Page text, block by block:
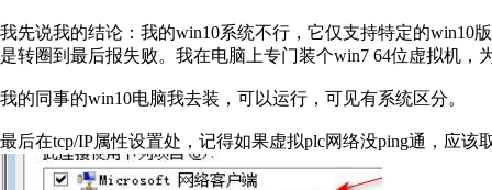
我先说我的结论：我的win10系统不行，它仅支持特定的win10
是转圈到最后报失败。我在电脑上专门装个win7 64位虚拟机，
我的同事的win10电脑我去装，可以运行，可见有系统区分。
最后在tcp/IP属性设置处，记得如果虚拟plc网络没ping通，应该